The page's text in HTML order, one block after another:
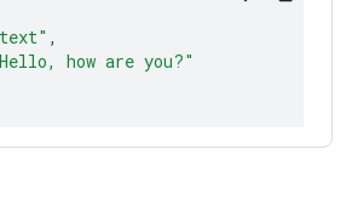
,
how are you?"